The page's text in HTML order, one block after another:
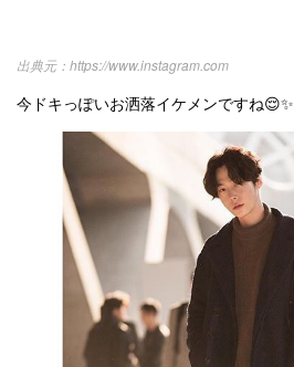
https://www.instagram.com
今ドキっぽいお洒落イケメンですね😌✨